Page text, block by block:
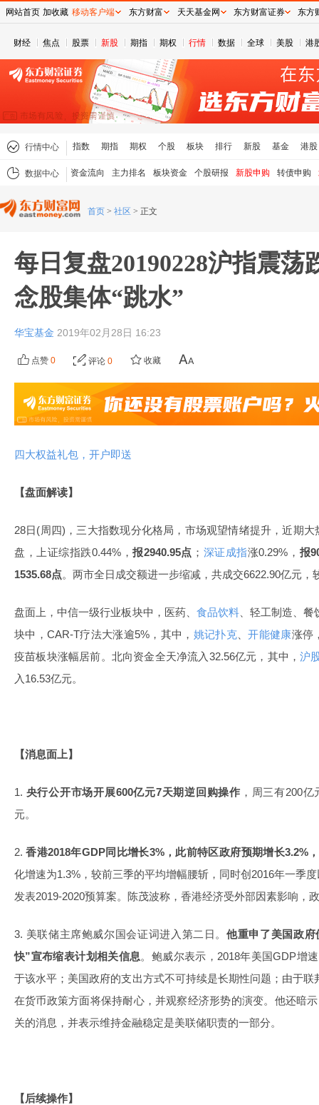
财经 焦点 股票 新股 期指 期权 行情 数据 全球 美股 港
行情中心 指数 期指 期权 个股 板块 排行 新股 基金 港股
数据中心 资金流向 主力排名 板块资金 个股研报 新股申购 转债申购
首页 > 社区 > 正文
每日复盘20190228沪指震荡
念股集体“跳水”
华宝基金 2019年02月28日 16:23
点赞 0 评论 0 收藏
四大权益礼包，开户即送
【盘面解读】
28日(周四)，三大指数现分化格局，市场观望情绪提升，近期
盘，上证综指跌0.44%，报2940.95点 ； 深证成指涨0.29%， 报
1535.68点。两市全日成交额进一步缩减，共成交6622.90亿元，
盘面上，中信一级行业板块中，医药、 食品饮料 、轻工制造、
块中，CAR-T疗法大涨逾5%，其中， 姚记扑克 、开能健康涨停
疫苗板块涨幅居前。北向资金全天净流入32.56亿元，其中，沪
入16.53亿元。
【消息面上】
1. 央行公开市场开展600亿元7天期逆回购操作 ，周三有200
元。
2.香港2018年GDP同比增长3%，此前特区政府预期增长3.2%
化增速为1.3%，较前三季的平均增幅腰斩，同时创2016年一季
发表2019-2020预算案。陈茂波称，香港经济受外部因素影响，
3. 美联储主席鲍威尔国会证词进入第二日。他重申了美国政
快”宣布缩表计划相关信息。鲍威尔表示，2018年美国GDP增
于该水平；美国政府的支出方式不可持续是长期性问题；由于
在货币政策方面将保持耐心，并观察经济形势的演变。他还暗
关的消息，并表示维持金融稳定是美联储职责的一部分。
【后续操作】
网站首页 加收藏 移动客户端 东方财富 天天基金网 东方财富证券 东方